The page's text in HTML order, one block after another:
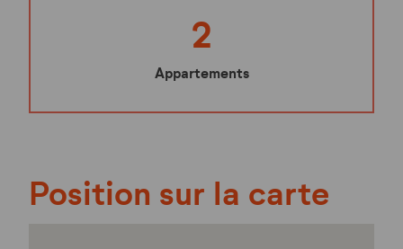
2
Appartements
Position sur la carte